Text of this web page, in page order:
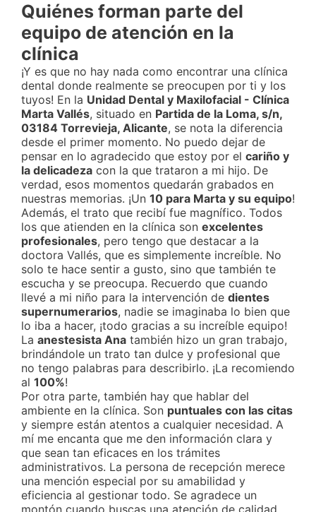
Quiénes forman parte del
equipo de atención en la
clínica
¡Y es que no hay nada como encontrar una clínica
dental donde realmente se preocupen por ti y los
tuyos! En la Unidad Dental y Maxilofacial - Clínica
Marta Vallés, situado en Partida de la Loma, s/n,
03184 Torrevieja, Alicante, se nota la diferencia
desde el primer momento. No puedo dejar de
pensar en lo agradecido que estoy por el cariño y
la delicadeza con la que trataron a mi hijo. De
verdad, esos momentos quedarán grabados en
nuestras memorias. ¡Un 10 para Marta y su equipo!
Además, el trato que recibí fue magnífico. Todos
los que atienden en la clínica son excelentes
profesionales, pero tengo que destacar a la
doctora Vallés, que es simplemente increíble. No
solo te hace sentir a gusto, sino que también te
escucha y se preocupa. Recuerdo que cuando
llevé a mi niño para la intervención de dientes
supernumerarios, nadie se imaginaba lo bien que
lo iba a hacer, ¡todo gracias a su increíble equipo!
La anestesista Ana también hizo un gran trabajo,
brindándole un trato tan dulce y profesional que
no tengo palabras para describirlo. ¡La recomiendo
al 100%!
Por otra parte, también hay que hablar del
ambiente en la clínica. Son puntuales con las citas
y siempre están atentos a cualquier necesidad. A
mí me encanta que me den información clara y
que sean tan eficaces en los trámites
administrativos. La persona de recepción merece
una mención especial por su amabilidad y
eficiencia al gestionar todo. Se agradece un
montón cuando buscas una atención de calidad